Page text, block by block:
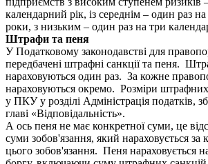
календарний рік, із середнім – один раз
роки, з низьким – один раз на три
Штрафи та пеня
У Податковому законодавстві для
передбачені штрафні санкції та пеня.
нараховуються один раз. За кожне
нараховуються окремо. Розміри
у ПКУ у розділі Адміністрація податків,
главі «Відповідальність».
А ось пеня не має конкретної суми, це
суми зобов'язання, який нараховується за
цього зобов'язання. Пеня нараховується